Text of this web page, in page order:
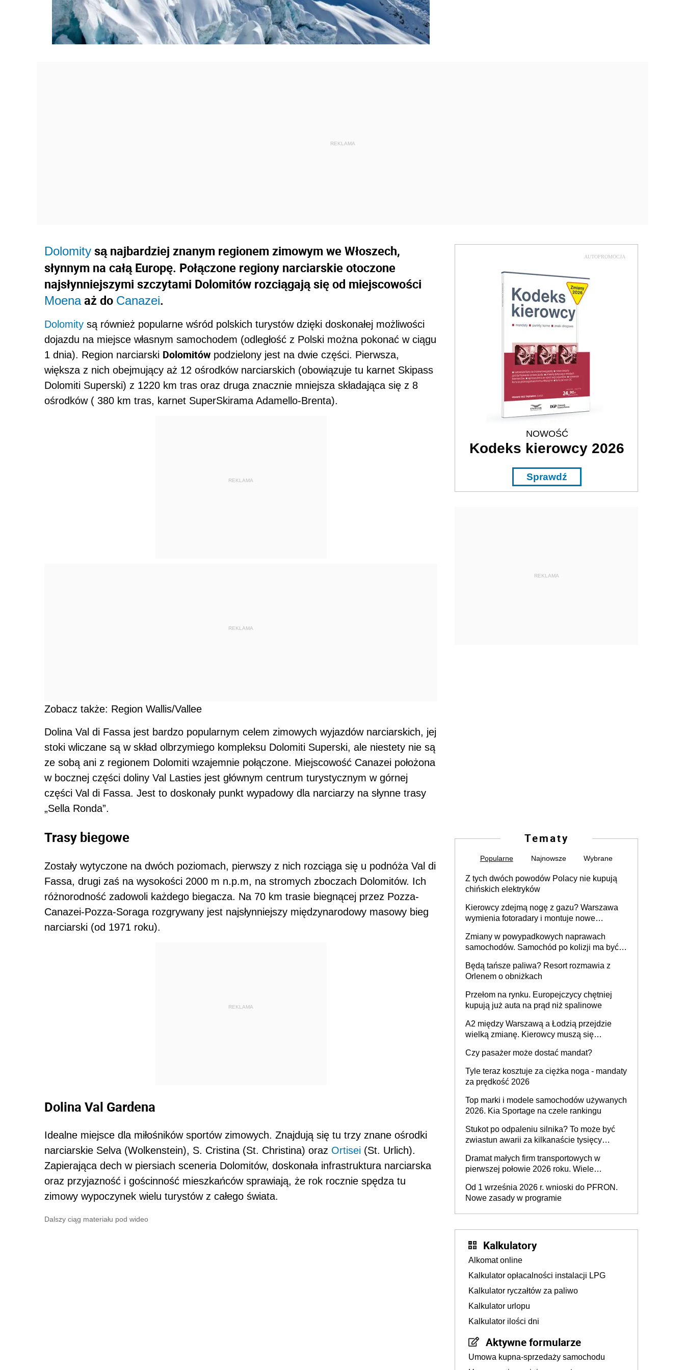
Dolomity są najbardziej znanym regionem zimowym we Włoszech,
słynnym na całą Europę. Połączone regiony narciarskie otoczone
najsłynniejszymi szczytami Dolomitów rozciągają się od miejscowości
Moenaaż do Canazei.
Dolomity są również popularne wśród polskich turystów dzięki doskonałej możliwości
dojazdu na miejsce własnym samochodem (odległość z Polski można pokonać w ciągu
1 dnia). Region narciarski Dolomitów podzielony jest na dwie części. Pierwsza,
większa z nich obejmujący aż 12 ośrodków narciarskich (obowiązuje tu karnet Skipass
Dolomiti Superski) z 1220 km tras oraz druga znacznie mniejsza składająca się z 8
ośrodków ( 380 km tras, karnet SuperSkirama Adamello-Brenta).
REKLAMA
REKLAMA
Zobacz także: Region Wallis/Vallee
Dolina Val di Fassa jest bardzo popularnym celem zimowych wyjazdów narciarskich, jej
stoki wliczane są w skład olbrzymiego kompleksu Dolomiti Superski, ale niestety nie są
ze sobą ani z regionem Dolomiti wzajemnie połączone. Miejscowość Canazei położona
w bocznej części doliny Val Lasties jest głównym centrum turystycznym w górnej
części Val di Fassa. Jest to doskonały punkt wypadowy dla narciarzy na słynne trasy
„Sella Ronda”.
Trasy biegowe
Zostały wytyczone na dwóch poziomach, pierwszy z nich rozciąga się u podnóża Val di
Fassa, drugi zaś na wysokości 2000 m n.p.m, na stromych zboczach Dolomitów. Ich
różnorodność zadowoli każdego biegacza. Na 70 km trasie biegnącej przez Pozza-
Canazei-Pozza-Soraga rozgrywany jest najsłynniejszy międzynarodowy masowy bieg
narciarski (od 1971 roku).
REKLAMA
Dolina Val Gardena
Idealne miejsce dla miłośników sportów zimowych. Znajdują się tu trzy znane ośrodki
narciarskie Selva (Wolkenstein), S. Cristina (St. Christina) oraz Ortisei (St. Urlich).
Zapierająca dech w piersiach sceneria Dolomitów, doskonała infrastruktura narciarska
oraz przyjazność i gościnność mieszkańców sprawiają, że rok rocznie spędza tu
zimowy wypoczynek wielu turystów z całego świata.
Dalszy ciąg materiału pod wideo
AUTOPROMOCJA
NOWOŚĆ
Kodeks kierowcy 2026
Sprawdź
REKLAMA
Tematy
Popularne Najnowsze Wybrane
Z tych dwóch powodów Polacy nie kupują
chińskich elektryków
Kierowcy zdejmą nogę z gazu? Warszawa
wymienia fotoradary i montuje nowe
Zmiany w powypadkowych naprawach
samochodów. Samochód po kolizji ma być
technologią producenta
Będą tańsze paliwa? Resort rozmawia z
Orlenem o obniżkach
Przełom na rynku. Europejczycy chętniej
kupują już auta na prąd niż spalinowe
A2 między Warszawą a Łodzią przejdzie
wielką zmianę. Kierowcy muszą się
Czy pasażer może dostać mandat?
Tyle teraz kosztuje za ciężka noga - mandaty
za prędkość 2026
Top marki i modele samochodów używanych
2026. Kia Sportage na czele rankingu
Stukot po odpaleniu silnika? To może być
zwiastun awarii za kilkanaście tysięcy
Dramat małych firm transportowych w
pierwszej połowie 2026 roku. Wiele
Od 1 września 2026 r. wnioski do PFRON.
Nowe zasady w programie
Kalkulatory
Alkomat online
Kalkulator opłacalności instalacji LPG
Kalkulator ryczałtów za paliwo
Kalkulator urlopu
Kalkulator ilości dni
Aktywne formularze
Umowa kupna-sprzedaży samochodu